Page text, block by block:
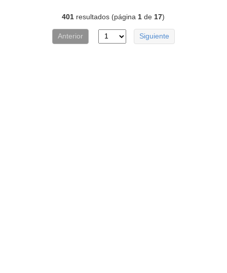
401 resultados (página 1 de 17)
Anterior Siguiente